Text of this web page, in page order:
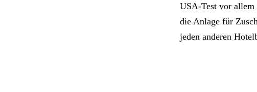
USA-Test vor allem
die Anlage für
jeden anderen